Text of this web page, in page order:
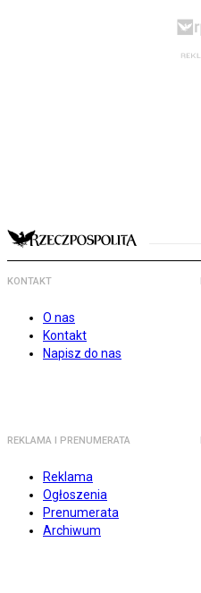
KONTAKT
O nas
Kontakt
Napisz do nas
REKLAMA I PRENUMERATA
Reklama
Ogłoszenia
Prenumerata
Archiwum